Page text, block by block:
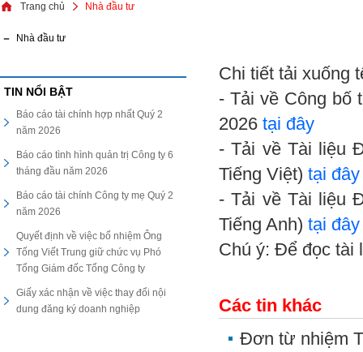
Trang chủ Nhà đầu tư
Nhà đầu tư
TIN NỔI BẬT
Báo cáo tài chính hợp nhất Quý 2
năm 2026
Báo cáo tình hình quản trị Công ty 6
tháng đầu năm 2026
Báo cáo tài chính Công ty mẹ Quý 2
năm 2026
Quyết định về việc bổ nhiệm Ông
Tống Viết Trung giữ chức vụ Phó
Tổng Giám đốc Tổng Công ty
Giấy xác nhận về việc thay đổi nội
dung đăng ký doanh nghiệp
Chi tiết tải xuống
- Tải về Công bố
2026 tại đây
- Tải về Tài liệu
Tiếng Việt) tại đây
- Tải về Tài liệu
Tiếng Anh) tại đây
Chú ý: Để đọc tài
Các tin khác
Đơn từ nhiệm